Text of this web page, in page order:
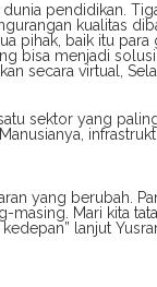
pendidikan.
kualitas
pihak, baik itu para
bisa menjadi
secara virtual,
sektor yang
yang berubah.
Mari kita
lanjut